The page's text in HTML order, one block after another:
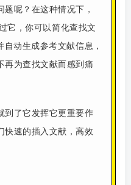
呢？在这种情况下，
它，你可以简化查找文
动生成参考文献信息，
再为查找文献而感到痛
到了它发挥它更重要作
快速的插入文献，高效